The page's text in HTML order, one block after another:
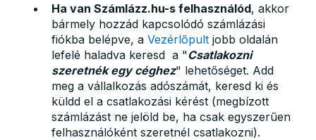
Ha van Számlázz.hu-s felhasználód, akkor
bármely hozzád kapcsolódó számlázási
fiókba belépve, a Vezérlőpult jobb oldalán
lefelé haladva keresd a "Csatlakozni
szeretnék egy céghez" lehetőséget. Add
meg a vállalkozás adószámát, keresd ki és
küldd el a csatlakozási kérést (megbízott
számlázást ne jelöld be, ha csak egyszerűen
felhasználóként szeretnél csatlakozni).